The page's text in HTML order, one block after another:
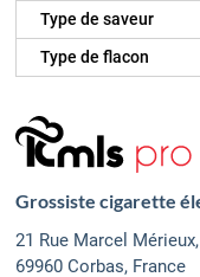
Type de saveur
Type de flacon
Grossiste cigarette
21 Rue Marcel Mérieux,
69960 Corbas, France